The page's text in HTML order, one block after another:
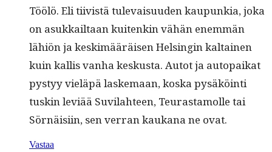
Töölö. Eli tiivistä tule­vaisu­u­den kaupunkia, joka
on asukkail­taan kuitenkin vähän enem­män
lähiön ja keskimääräisen Helsin­gin kaltainen
kuin kallis van­ha keskus­ta. Autot ja autopaikat
pystyy vieläpä laske­maan, kos­ka pysäköin­ti
tuskin lev­iää Suvi­lah­teen, Teuras­ta­molle tai
Sörnäisi­in, sen ver­ran kaukana ne ovat.
Vastaa